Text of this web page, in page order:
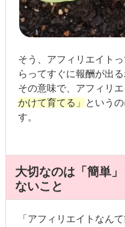
そう、アフィリエイト
らってすぐに報酬が出
その意味で、アフィリ
かけて育てる」
という
す。
大切なのは「簡単
ないこと
「アフィリエイトなん